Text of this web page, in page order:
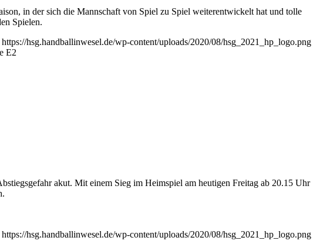
in der sich die Mannschaft von Spiel zu Spiel weiterentwickelt hat und tolle
Spielen.
https://hsg.handballinwesel.de/wp-content/uploads/2020/08/hsg_2021_hp_logo.png
E2
akut. Mit einem Sieg im Heimspiel am heutigen Freitag ab 20.15 Uhr
https://hsg.handballinwesel.de/wp-content/uploads/2020/08/hsg_2021_hp_logo.png